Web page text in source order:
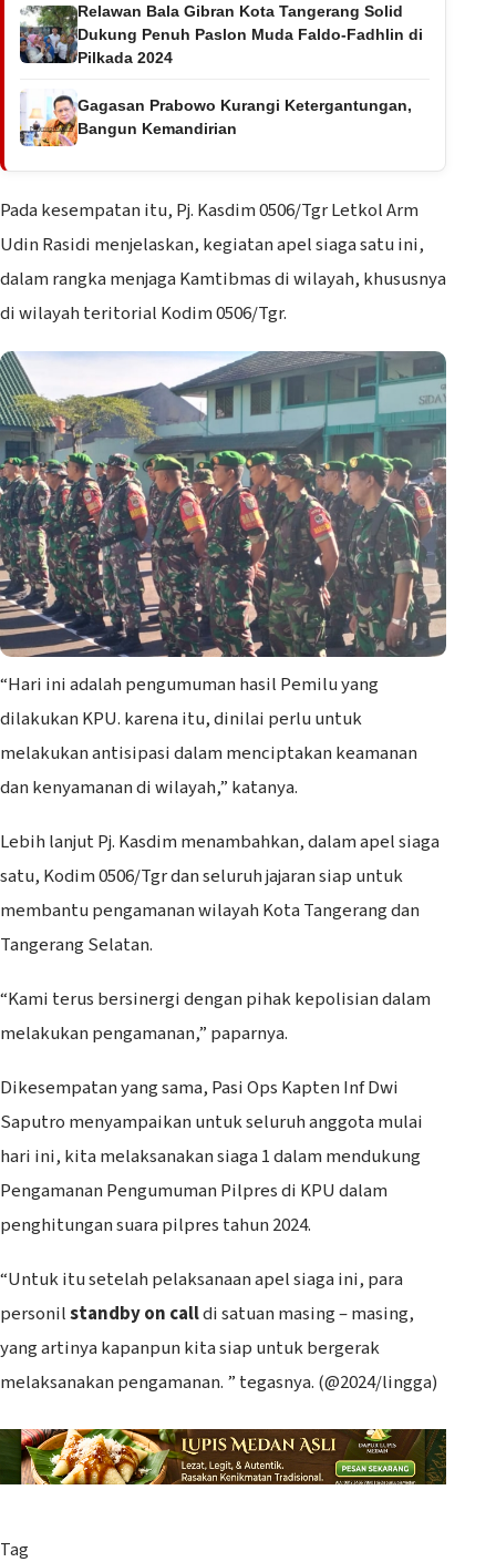
Relawan Bala Gibran Kota Tangerang Solid
Dukung Penuh Paslon Muda Faldo-Fadhlin di
Pilkada 2024
Gagasan Prabowo Kurangi Ketergantungan,
Bangun Kemandirian
Pada kesempatan itu, Pj. Kasdim 0506/Tgr Letkol Arm
Udin Rasidi menjelaskan, kegiatan apel siaga satu ini,
dalam rangka menjaga Kamtibmas di wilayah, khususnya
di wilayah teritorial Kodim 0506/Tgr.
“Hari ini adalah pengumuman hasil Pemilu yang
dilakukan KPU. karena itu, dinilai perlu untuk
melakukan antisipasi dalam menciptakan keamanan
dan kenyamanan di wilayah,” katanya.
Lebih lanjut Pj. Kasdim menambahkan, dalam apel siaga
satu, Kodim 0506/Tgr dan seluruh jajaran siap untuk
membantu pengamanan wilayah Kota Tangerang dan
Tangerang Selatan.
“Kami terus bersinergi dengan pihak kepolisian dalam
melakukan pengamanan,” paparnya.
Dikesempatan yang sama, Pasi Ops Kapten Inf Dwi
Saputro menyampaikan untuk seluruh anggota mulai
hari ini, kita melaksanakan siaga 1 dalam mendukung
Pengamanan Pengumuman Pilpres di KPU dalam
penghitungan suara pilpres tahun 2024.
“Untuk itu setelah pelaksanaan apel siaga ini, para
personilstandby on calldi satuan masing – masing,
yang artinya kapanpun kita siap untuk bergerak
melaksanakan pengamanan. ” tegasnya. (@2024/lingga)
Tag